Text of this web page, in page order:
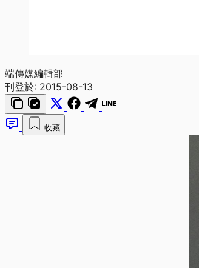
端傳媒編輯部
刊登於: 2015-08-13
收藏